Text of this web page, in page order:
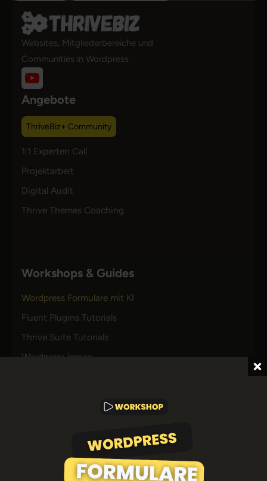
Websites, Mitgliederbereiche und
Communities in Wordpress
Angebote
ThriveBiz+ Community
1:1 Experten Call
Projektarbeit
Digital Audit
Thrive Themes Coaching
Workshops & Guides
Wordpress Formulare mit KI
Fluent Plugins Tutorials
Thrive Suite Tutorials
Wordpress lernen
Philosophie